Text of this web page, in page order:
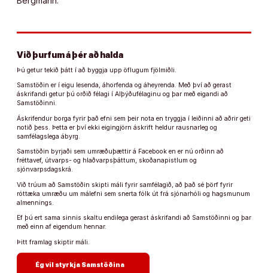
Við þurfum á þér að halda
Þú getur tekið þátt í að byggja upp öflugum fjölmiðli.
Samstöðin er í eigu lesenda, áhorfenda og áheyrenda. Með því að gerast
áskrifandi getur þú orðið félagi í Alþýðufélaginu og þar með eigandi að
Samstöðinni.
Áskrifendur borga fyrir það efni sem þeir nota en tryggja í leiðinni að aðrir geti
notið þess. Þetta er því ekki eigingjörn áskrift heldur rausnarleg og
samfélagslega ábyrg.
Samstöðin byrjaði sem umræðuþættir á Facebook en er nú orðinn að
fréttavef, útvarps- og hlaðvarpsþáttum, skoðanapistlum og
sjónvarpsdagskrá.
Við trúum að Samstöðin skipti máli fyrir samfélagið, að það sé þörf fyrir
róttæka umræðu um málefni sem snerta fólk út frá sjónarhóli og hagsmunum
almennings.
Ef þú ert sama sinnis skaltu endilega gerast áskrifandi að Samstöðinni og þar
með einn af eigendum hennar.
Þitt framlag skiptir máli.
Ég vil styrkja Samstöðina